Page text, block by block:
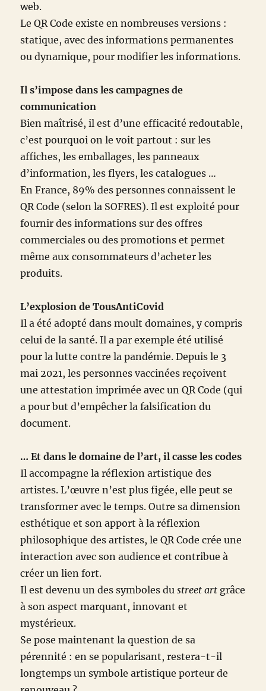
web.
Le QR Code existe en nombreuses versions :
statique, avec des informations permanentes
ou dynamique, pour modifier les informations.
Il s’impose dans les campagnes de
communication
Bien maîtrisé, il est d’une efficacité redoutable,
c’est pourquoi on le voit partout : sur les
affiches, les emballages, les panneaux
d’information, les flyers, les catalogues …
En France, 89% des personnes connaissent le
QR Code (selon la SOFRES). Il est exploité pour
fournir des informations sur des offres
commerciales ou des promotions et permet
même aux consommateurs d’acheter les
produits.
L’explosion de TousAntiCovid
Il a été adopté dans moult domaines, y compris
celui de la santé. Il a par exemple été utilisé
pour la lutte contre la pandémie. Depuis le 3
mai 2021, les personnes vaccinées reçoivent
une attestation imprimée avec un QR Code (qui
a pour but d’empêcher la falsification du
document.
… Et dans le domaine de l’art, il casse les codes
Il accompagne la réflexion artistique des
artistes. L’œuvre n’est plus figée, elle peut se
transformer avec le temps. Outre sa dimension
esthétique et son apport à la réflexion
philosophique des artistes, le QR Code crée une
interaction avec son audience et contribue à
créer un lien fort.
Il est devenu un des symboles dustreet art grâce
à son aspect marquant, innovant et
mystérieux.
Se pose maintenant la question de sa
pérennité : en se popularisant, restera-t-il
longtemps un symbole artistique porteur de